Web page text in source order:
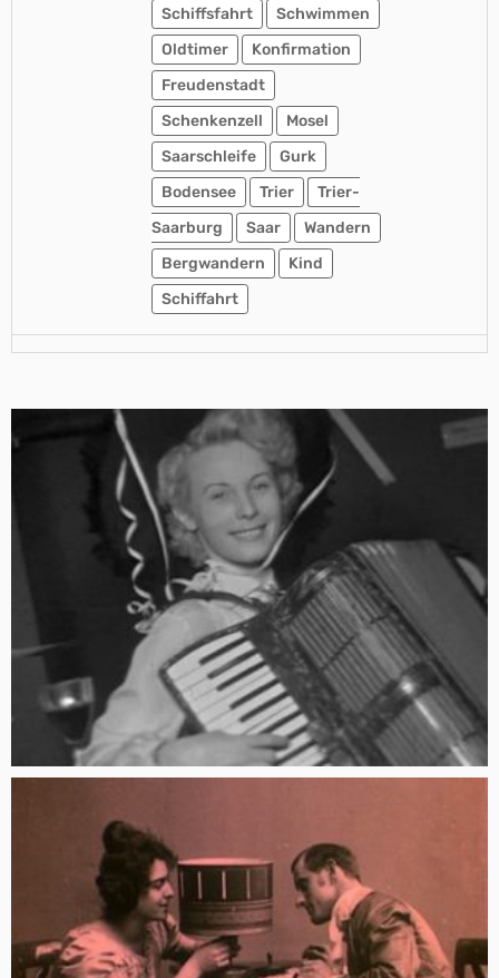
Schiffsfahrt
Schwimmen
Oldtimer
Konfirmation
Freudenstadt
Schenkenzell
Mosel
Saarschleife
Gurk
Bodensee
Trier
Trier-
Saarburg
Saar
Wandern
Bergwandern
Kind
Schiffahrt